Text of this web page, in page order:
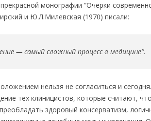
монографии “Очерки
и Ю.Л.Милевская (1970) писали:
— самый сложный процесс в медицине”.
нельзя не согласиться и
тех клиницистов, которые считают,
здоровый консерватизм,